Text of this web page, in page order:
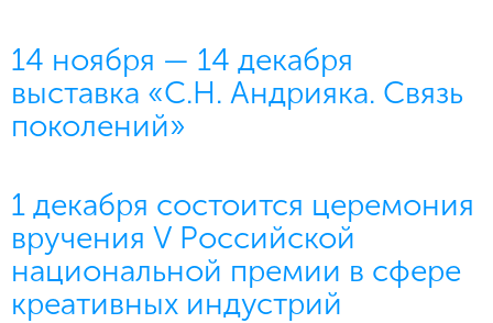
14 ноября — 14 декабря
выставка «С.Н. Андрияка. Связь
поколений»
1 декабря состоится церемония
вручения V Российской
национальной премии в сфере
креативных индустрий